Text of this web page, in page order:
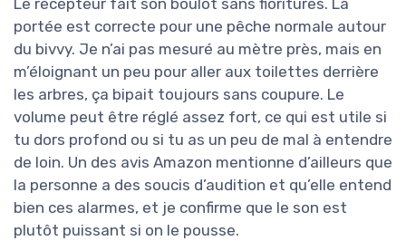
Le récepteur fait son boulot sans fioritures. La
portée est correcte pour une pêche normale autour
du bivvy. Je n’ai pas mesuré au mètre près, mais en
m’éloignant un peu pour aller aux toilettes derrière
les arbres, ça bipait toujours sans coupure. Le
volume peut être réglé assez fort, ce qui est utile si
tu dors profond ou si tu as un peu de mal à entendre
de loin. Un des avis Amazon mentionne d’ailleurs que
la personne a des soucis d’audition et qu’elle entend
bien ces alarmes, et je confirme que le son est
plutôt puissant si on le pousse.